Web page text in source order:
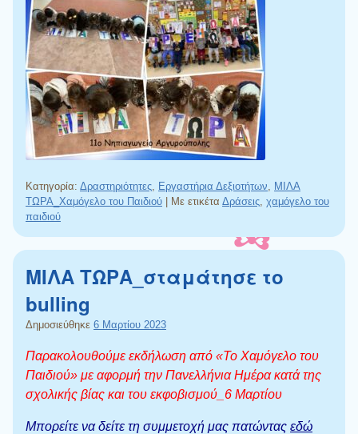
Κατηγορία: Δραστηριότητες Εργαστήρια Δεξιοτήτων
ΜΙΛΑ
ΤΩΡΑ_Χαμόγελο του Παιδιού
Με ετικέτα Δράσεις χαμόγελο του
παιδιού
ΜΙΛΑ ΤΩΡΑ_σταμάτησε το
bulling
Δημοσιεύθηκε 6 Μαρτίου 2023
Παρακολουθούμε εκδήλωση από «Το Χαμόγελο του
Παιδιού» με αφορμή την Πανελλήνια Ημέρα κατά της
σχολικής βίας και του εκφοβισμού_6 Μαρτίου
Μπορείτε να δείτε τη συμμετοχή μας πατώντας εδώ